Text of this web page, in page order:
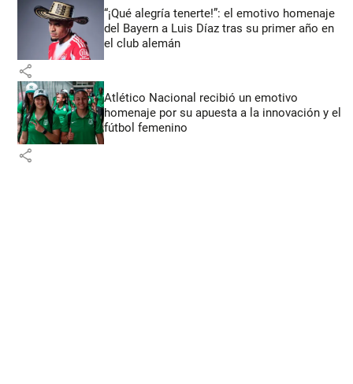
“¡Qué alegría tenerte!”: el emotivo homenaje
del Bayern a Luis Díaz tras su primer año en
el club alemán
share
Atlético Nacional recibió un emotivo
homenaje por su apuesta a la innovación y el
fútbol femenino
share